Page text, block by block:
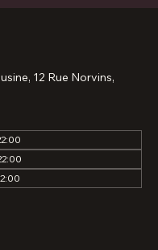
12 Rue Norvins,